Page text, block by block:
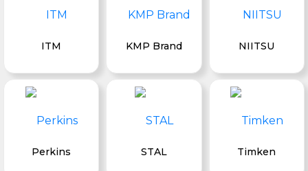
ITM KMP Brand NIITSU
Perkins STAL Timken